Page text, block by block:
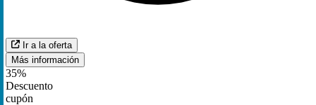
Ir a la oferta
Más información
35%
Descuento
cupón